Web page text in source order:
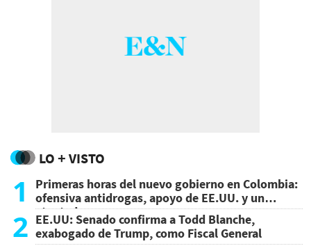
LO + VISTO
1
Primeras horas del nuevo gobierno en Colombia:
ofensiva antidrogas, apoyo de EE.UU. y un
atentado
2 EE.UU: Senado confirma a Todd Blanche,
exabogado de Trump, como Fiscal General